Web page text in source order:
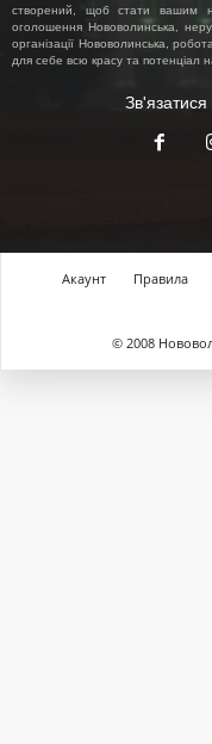
створений, щоб стати вашим
оголошення Нововолинська,
організації Нововолинська,
для себе всю красу та потенціал
Акаунт Правила
© 2008